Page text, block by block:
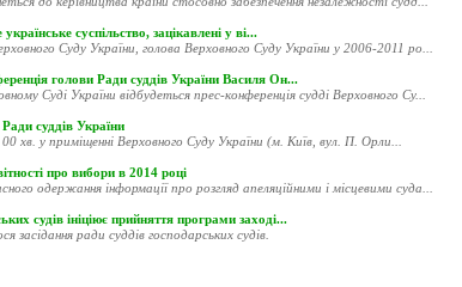
суспільство, зацікавлені у ві...
Суду України, голова Верховного Суду України у 2006-2011 ро...
голови Ради суддів України Василя Он...
Суді України відбудеться прес-конференція судді Верховного Су...
Ради суддів України
хв. у приміщенні Верховного Суду України (м. Київ, вул. П. Орли...
про вибори в 2014 році
одержання інформації про розгляд апеляційними і місцевими суда...
судів ініціює прийняття програми заході...
засідання ради суддів господарських судів.